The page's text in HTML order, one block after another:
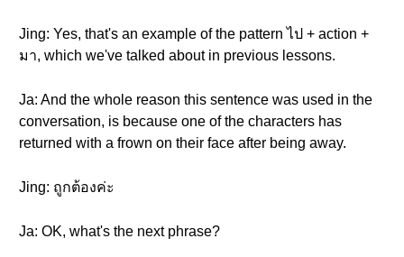
Jing: Yes, that's an example of the pattern ไป + action +
มา, which we've talked about in previous lessons.
Ja: And the whole reason this sentence was used in the
conversation, is because one of the characters has
returned with a frown on their face after being away.
Jing: ถูกต้องค่ะ
Ja: OK, what's the next phrase?